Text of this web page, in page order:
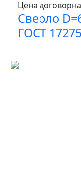
Цена
Сверло
ГОСТ